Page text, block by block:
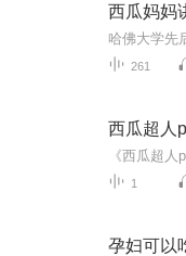
西瓜妈妈
261
西瓜超人
1
孕妇可以